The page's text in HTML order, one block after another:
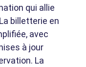
qui allie
billetterie en
avec
à jour
La